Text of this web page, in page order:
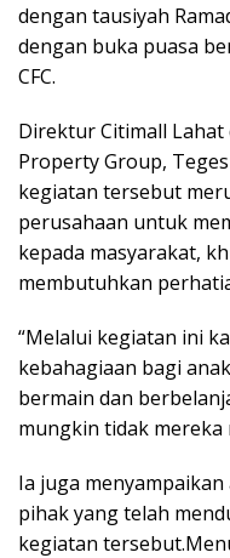
dengan tausiyah
dengan buka puasa
CFC.
Direktur Citimall Lahat
Property Group,
kegiatan tersebut
perusahaan untuk
kepada masyarakat,
membutuhkan
“Melalui kegiatan ini
kebahagiaan bagi
bermain dan
mungkin tidak mereka
Ia juga
pihak yang telah
kegiatan